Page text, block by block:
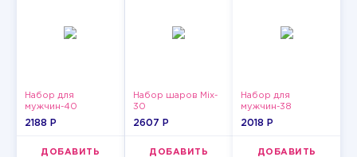
Набор для
мужчин-40
2188 P
ДОБАВИТЬ
Набор шаров Mix-
30
2607 P
ДОБАВИТЬ
Набор для
мужчин-38
2018 P
ДОБАВИТЬ